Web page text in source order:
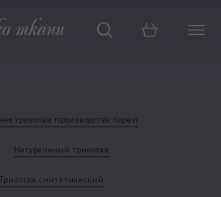
Корзина
трикотаж производства Кореи
Натуральный трикотаж
синтетический